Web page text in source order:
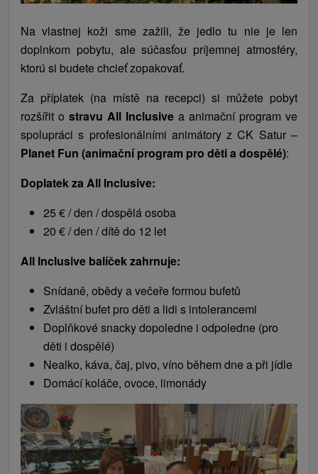
Na vlastnej koži sme zažili, že jedlo tu nie je len
doplnkom pobytu, ale súčasťou príjemnej atmosféry,
ktorú si budete chcieť zopakovať.
Za příplatek (na místě na recepci) si můžete pobyt
rozšířit o stravu All Inclusive a animační program ve
spolupráci s profesionálními animátory z CK Satur –
Planet Fun (animační program pro děti a dospělé):
Doplatek za All Inclusive:
25 € / den / dospělá osoba
20 € / den / dítě do 12 let
All Inclusive balíček zahrnuje:
Snídaně, obědy a večeře formou bufetů
Zvláštní bufet pro děti a lidi s intolerancemi
Doplňkové snacky dopoledne i odpoledne (pro
děti i dospělé)
Nealko, káva, čaj, pivo, víno během dne a při jídle
Domácí koláče, ovoce, limonády